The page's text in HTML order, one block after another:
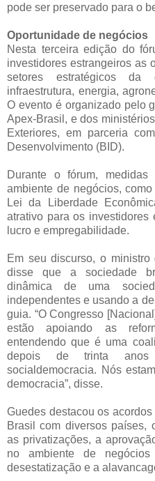
pode ser preservado para o
Oportunidade de negócios
Nesta terceira edição do
investidores estrangeiros as
setores estratégicos da
infraestrutura, energia,
O evento é organizado pelo
Apex-Brasil, e dos
Exteriores, em parceria
Desenvolvimento (BID).
Durante o fórum,
ambiente de negócios,
Lei da Liberdade
atrativo para os investidores
lucro e empregabilidade.
Em seu discurso, o
disse que a sociedade
dinâmica de uma
independentes e usando a
guia. “O Congresso
estão apoiando as
entendendo que é uma
depois de trinta anos
socialdemocracia. Nós
democracia”, disse.
Guedes destacou os
Brasil com diversos países,
as privatizações, a
no ambiente de negócios
desestatização e a